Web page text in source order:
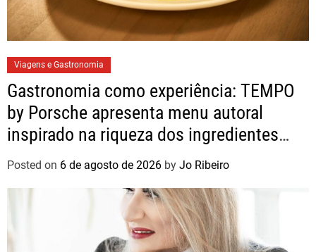
Viagens e Gastronomia
Gastronomia como experiência: TEMPO
by Porsche apresenta menu autoral
inspirado na riqueza dos ingredientes
brasileiros
Posted on 6 de agosto de 2026 by Jo Ribeiro